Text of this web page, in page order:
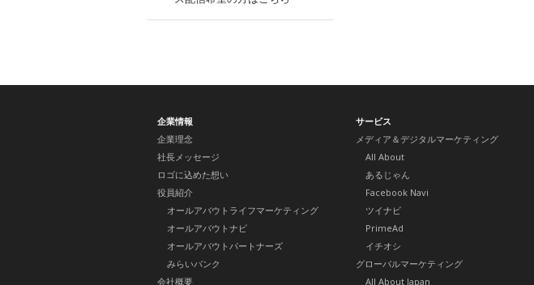
企業情報
企業理念
社長メッセージ
ロゴに込めた想い
役員紹介
オールアバウトライフマーケティング
オールアバウトナビ
オールアバウトパートナーズ
みらいバンク
会社概要
サービス
メディア＆デジタルマーケティング
All About
あるじゃん
Facebook Navi
ツイナビ
PrimeAd
イチオシ
グローバルマーケティング
All About Japan